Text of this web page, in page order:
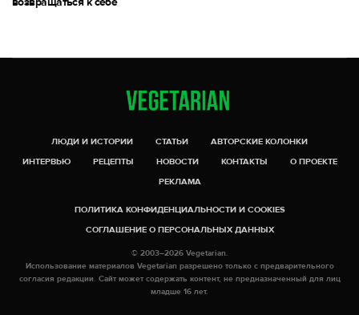
ЛЮДИ И ИСТОРИИ СТАТЬИ
АВТОРСКИЕ КОЛОНКИ
ИНТЕРВЬЮ
РЕЦЕПТЫ НОВОСТИ КОНТАКТЫ
О ПРОЕКТЕ
РЕКЛАМА
ПОЛИТИКА КОНФИДЕНЦИАЛЬНОСТИ И COOKIES
СОГЛАШЕНИЕ О ПЕРСОНАЛЬНЫХ ДАННЫХ
© 2003–2026 Vegetarian.
Использование материалов Vegetarian разрешено только с предварительного
согласия редакции. Сайт может содержать контент, не предназначенный для лиц
младше 16 лет.